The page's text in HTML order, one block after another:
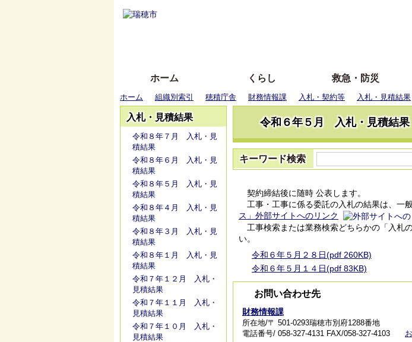
ホーム くらし 救急・防災
ホーム 組織別索引 穂積庁舎 財務情報課 入札・契約等 入札・見積結果
入札・見積結果
令和８年７月 入札・見
積結果
令和８年６月 入札・見
積結果
令和８年５月 入札・見
積結果
令和８年４月 入札・見
積結果
令和８年３月 入札・見
積結果
令和８年１月 入札・見
積結果
令和７年１２月 入札・
見積結果
令和７年１１月 入札・
見積結果
令和７年１０月 入札・
見積結果
令和６年５月 入札・見積結果
キーワード検索
契約締結後に随時 公表します。
工事・工事に係る委託の入札の結果は、一
ス」外部サイトへのリンク
工事検索または業務検索どちらかの「入札
い。
令和６年５月２８日(pdf 260KB)
令和６年５月１４日(pdf 83KB)
お問い合わせ先
財務情報課
所在地/〒 501-0293瑞穂市別府1288番地
電話番号/ 058-327-4131 FAX/058-327-4103